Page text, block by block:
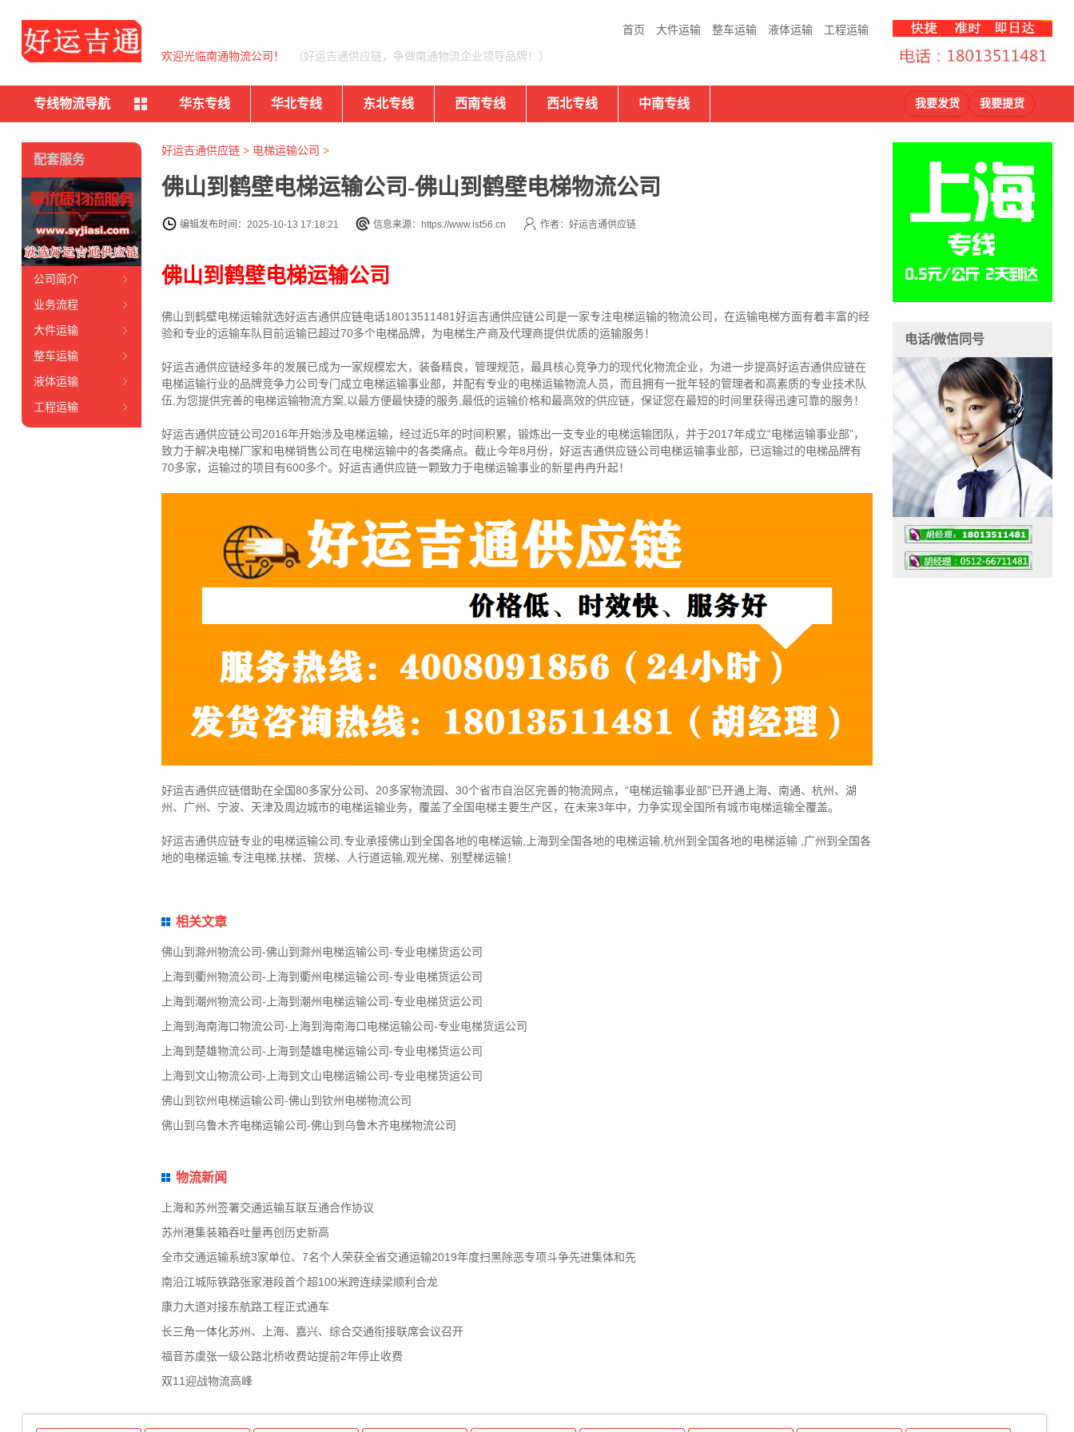
首页 大件运输 整车运输 液体运输 工程运输
欢迎光临南通物流公司！ （好运吉通供应链，争做南通物流企业领导品牌！）
专线物流导航 华东专线 华北专线 东北专线 西南专线 西北专线 中南专线 我要发货 我要提货
好运吉通供应链> 电梯运输公司 >
佛山到鹤壁电梯运输公司-佛山到鹤壁电梯物流公司
编辑发布时间：2025-10-13 17:18:21 信息来源：https://www.ist56.cn 作者：好运吉通供应链
佛山到鹤壁电梯运输公司
佛山到鹤壁电梯运输就选好运吉通供应链电话18013511481好运吉通供应链公司是一家专注电梯运输的物流公司，在运输电梯方面有着丰富的经
验和专业的运输车队目前运输已超过70多个电梯品牌，为电梯生产商及代理商提供优质的运输服务！
好运吉通供应链经多年的发展已成为一家规模宏大，装备精良，管理规范，最具核心竞争力的现代化物流企业，为进一步提高好运吉通供应链在
电梯运输行业的品牌竞争力公司专门成立电梯运输事业部，并配有专业的电梯运输物流人员，而且拥有一批年轻的管理者和高素质的专业技术队
伍,为您提供完善的电梯运输物流方案,以最方便最快捷的服务,最低的运输价格和最高效的供应链，保证您在最短的时间里获得迅速可靠的服务！
好运吉通供应链公司2016年开始涉及电梯运输，经过近5年的时间积累，锻炼出一支专业的电梯运输团队，并于2017年成立“电梯运输事业部”，
致力于解决电梯厂家和电梯销售公司在电梯运输中的各类痛点。截止今年8月份，好运吉通供应链公司电梯运输事业部，已运输过的电梯品牌有
70多家，运输过的项目有600多个。好运吉通供应链一颗致力于电梯运输事业的新星冉冉升起！
好运吉通供应链借助在全国80多家分公司、20多家物流园、30个省市自治区完善的物流网点，“电梯运输事业部”已开通上海、南通、杭州、湖
州、广州、宁波、天津及周边城市的电梯运输业务，覆盖了全国电梯主要生产区，在未来3年中，力争实现全国所有城市电梯运输全覆盖。
好运吉通供应链专业的电梯运输公司,专业承接佛山到全国各地的电梯运输,上海到全国各地的电梯运输,杭州到全国各地的电梯运输 ,广州到全国各
地的电梯运输,专注电梯,扶梯、货梯、人行道运输,观光梯、别墅梯运输！
相关文章
佛山到滁州物流公司-佛山到滁州电梯运输公司-专业电梯货运公司
上海到衢州物流公司-上海到衢州电梯运输公司-专业电梯货运公司
上海到潮州物流公司-上海到潮州电梯运输公司-专业电梯货运公司
上海到海南海口物流公司-上海到海南海口电梯运输公司-专业电梯货运公司
上海到楚雄物流公司-上海到楚雄电梯运输公司-专业电梯货运公司
上海到文山物流公司-上海到文山电梯运输公司-专业电梯货运公司
佛山到钦州电梯运输公司-佛山到钦州电梯物流公司
佛山到乌鲁木齐电梯运输公司-佛山到乌鲁木齐电梯物流公司
物流新闻
上海和苏州签署交通运输互联互通合作协议
苏州港集装箱吞吐量再创历史新高
全市交通运输系统3家单位、7名个人荣获全省交通运输2019年度扫黑除恶专项斗争先进集体和先
南沿江城际铁路张家港段首个超100米跨连续梁顺利合龙
康力大道对接东航路工程正式通车
长三角一体化苏州、上海、嘉兴、综合交通衔接联席会议召开
福音苏虞张一级公路北桥收费站提前2年停止收费
双11迎战物流高峰
配套服务
公司简介
业务流程
大件运输
整车运输
液体运输
工程运输
电话/微信同号